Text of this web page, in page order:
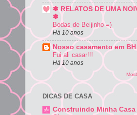
✽ RELATOS DE UMA
✽
Bodas de Beijinho =)
Há 10 anos
Nosso casamento em BH
Fui ali casar!!!
Há 10 anos
DICAS DE CASA
Construindo Minha Casa